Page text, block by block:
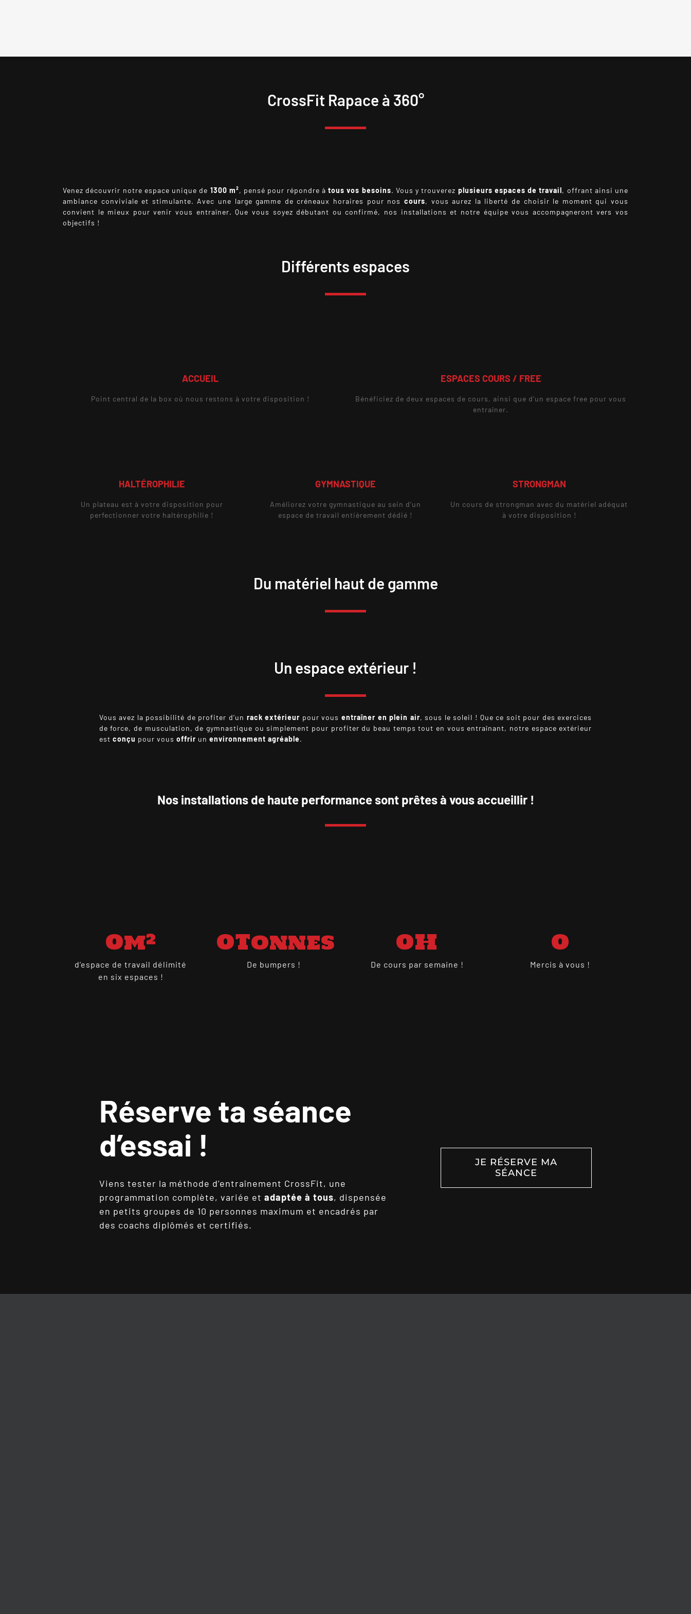
CrossFit Rapace à 360°
Venez découvrir notre espace unique de 1300 m², pensé pour répondre à tous vos besoins. Vous y trouverez plusieurs espaces de travail , offrant ainsi une
ambiance conviviale et stimulante. Avec une large gamme de créneaux horaires pour nos cours, vous aurez la liberté de choisir le moment qui vous
convient le mieux pour venir vous entraîner. Que vous soyez débutant ou confirmé, nos installations et notre équipe vous accompagneront vers vos
objectifs !
Différents espaces
ACCUEIL
Point central de la box où nous restons à votre disposition !
ESPACES COURS / FREE
Bénéficiez de deux espaces de cours, ainsi que d’un espace free pour vous
entraîner.
HALTÉROPHILIE
Un plateau est à votre disposition pour
perfectionner votre haltérophilie !
GYMNASTIQUE
Améliorez votre gymnastique au sein d’un
espace de travail entièrement dédié !
STRONGMAN
Un cours de strongman avec du matériel adéquat
à votre disposition !
Du matériel haut de gamme
Un espace extérieur !
Vous avez la possibilité de profiter d’un rack extérieur pour vous entraîner en plein air, sous le soleil ! Que ce soit pour des exercices
de force, de musculation, de gymnastique ou simplement pour profiter du beau temps tout en vous entraînant, notre espace extérieur
est conçu pour vous offrirun environnement agréable.
Nos installations de haute performance sont prêtes à vous accueillir !
0m²
d’espace de travail délimité
en six espaces !
0Tonnes
De bumpers !
0H
De cours par semaine !
0
Mercis à vous !
Réserve ta séance
d’essai !
Viens tester la méthode d’entraînement CrossFit, une
programmation complète, variée et adaptée à tous, dispensée
en petits groupes de 10 personnes maximum et encadrés par
des coachs diplômés et certifiés.
JE RÉSERVE MA
SÉANCE